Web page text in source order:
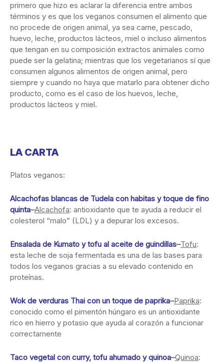
primero que hizo es aclarar la diferencia entre ambos
términos y es que los veganos consumen el alimento que
no procede de origen animal, ya sea carne, pescado,
huevo, leche, productos lácteos, miel o incluso alimentos
que tengan en su composición extractos animales como
puede ser la gelatina; mientras que los vegetarianos sí que
consumen algunos alimentos de origen animal, pero
siempre y cuando no haya que matarlo para obtener dicho
producto, como es el caso de los huevos, leche,
productos lácteos y miel.
LA CARTA
Platos veganos:
Alcachofas blancas de Tudela con habitas y toque de fino
quinta–Alcachofa: antioxidante que te ayuda a reducir el
colesterol “malo” (LDL) y a depurar los excesos.
Ensalada de Kumato y tofu al aceite de guindillas–Tofu:
esta leche de soja fermentada es una de las bases para
todos los veganos gracias a su elevado contenido en
proteínas.
Wok de verduras Thai con un toque de paprika–Paprika:
conocido como el pimentón húngaro es un antioxidante
rico en hierro y potasio que ayuda al corazón a funcionar
correctamente
Taco vegetal con curry, tofu ahumado y quinoa–Quinoa: